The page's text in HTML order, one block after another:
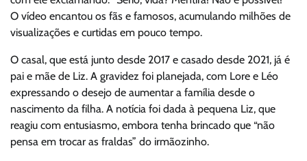
O vídeo encantou os fãs e famosos, acumulando milhões de
visualizações e curtidas em pouco tempo.
O casal, que está junto desde 2017 e casado desde 2021, já é
pai e mãe de Liz. A gravidez foi planejada, com Lore e Léo
expressando o desejo de aumentar a família desde o
nascimento da filha. A notícia foi dada à pequena Liz, que
reagiu com entusiasmo, embora tenha brincado que “não
pensa em trocar as fraldas” do irmãozinho.